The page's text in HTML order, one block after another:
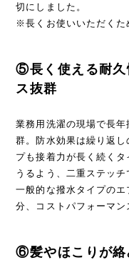
切にしました。
※長くお使いいただくた
⑤長く使える耐久
ス抜群
業務用洗濯の現場で長
群。防水効果は繰り返
プも接着力が長く続くタ
うるよう、二重ステッチ
一般的な撥水タイプの
分、コストパフォーマン
⑥髪やほこりが絡